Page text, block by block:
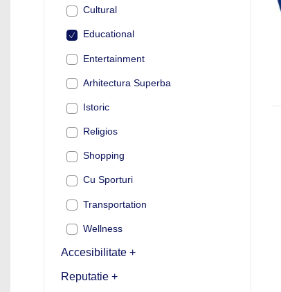
Cultural
Educational
Entertainment
Arhitectura Superba
Istoric
Religios
Shopping
Cu Sporturi
Transportation
Wellness
Accesibilitate +
Reputatie +